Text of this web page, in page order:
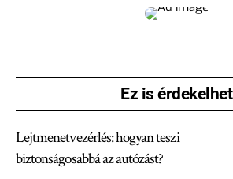
Ez is érdekelhet
Lejtmenetvezérlés: hogyan teszi
biztonságosabbá az autózást?